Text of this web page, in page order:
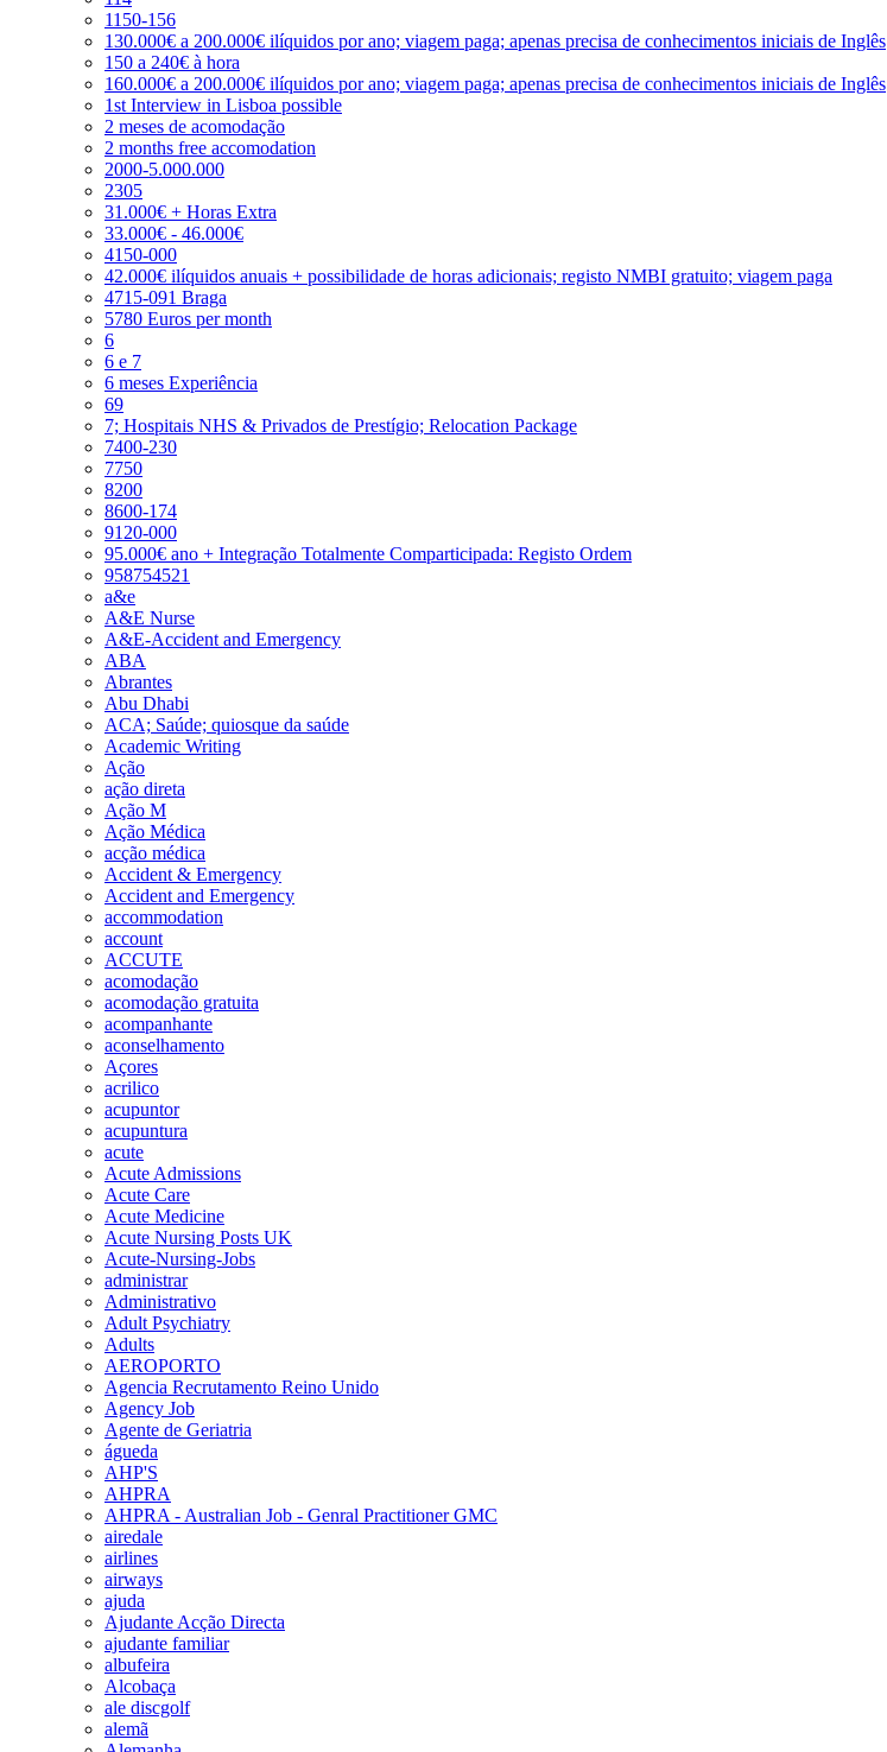
1150-156
130.000€ a 200.000€ ilíquidos por ano; viagem paga; apenas precisa de conhecimentos iniciais de Inglês
150 a 240€ à hora
160.000€ a 200.000€ ilíquidos por ano; viagem paga; apenas precisa de conhecimentos iniciais de Inglês
1st Interview in Lisboa possible
2 meses de acomodação
2 months free accomodation
2000-5.000.000
2305
31.000€ + Horas Extra
33.000€ - 46.000€
4150-000
42.000€ ilíquidos anuais + possibilidade de horas adicionais; registo NMBI gratuito; viagem paga
4715-091 Braga
5780 Euros per month
6
6 e 7
6 meses Experiência
69
7; Hospitais NHS & Privados de Prestígio; Relocation Package
7400-230
7750
8200
8600-174
9120-000
95.000€ ano + Integração Totalmente Comparticipada: Registo Ordem
958754521
a&e
A&E Nurse
A&E-Accident and Emergency
ABA
Abrantes
Abu Dhabi
ACA; Saúde; quiosque da saúde
Academic Writing
Ação
ação direta
Ação M
Ação Médica
acção médica
Accident & Emergency
Accident and Emergency
accommodation
account
ACCUTE
acomodação
acomodação gratuita
acompanhante
aconselhamento
Açores
acrilico
acupuntor
acupuntura
acute
Acute Admissions
Acute Care
Acute Medicine
Acute Nursing Posts UK
Acute-Nursing-Jobs
administrar
Administrativo
Adult Psychiatry
Adults
AEROPORTO
Agencia Recrutamento Reino Unido
Agency Job
Agente de Geriatria
águeda
AHP'S
AHPRA
AHPRA - Australian Job - Genral Practitioner GMC
airedale
airlines
airways
ajuda
Ajudante Acção Directa
ajudante familiar
albufeira
Alcobaça
ale discgolf
alemã